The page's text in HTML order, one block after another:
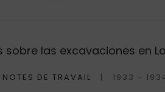
sobre las excavaciones en
NOTES DE TRAVAIL 1933 -